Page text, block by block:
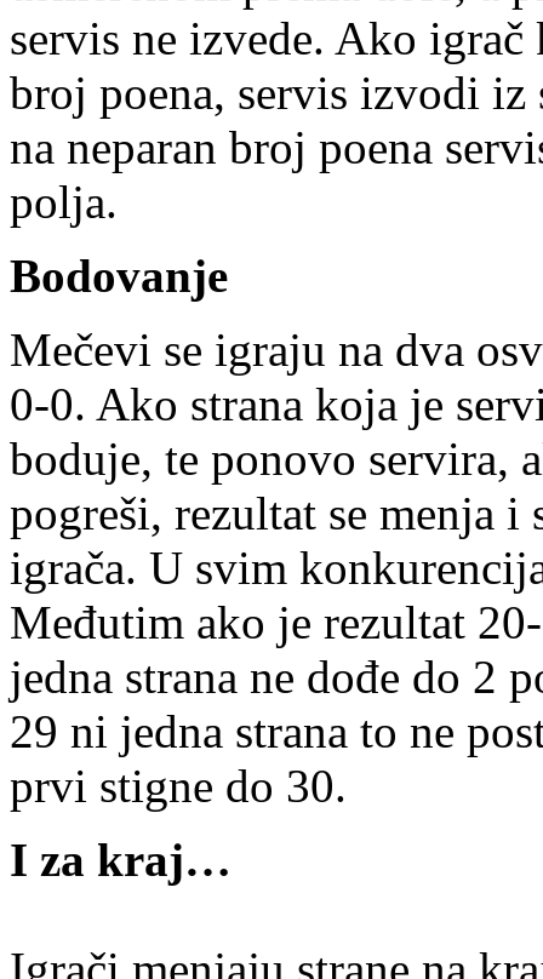
servis ne izvede. Ako
broj poena, servis izvodi iz
na neparan broj poena
polja.
Bodovanje
Mečevi se igraju na dva
0-0. Ako strana koja je
boduje, te ponovo servira,
pogreši, rezultat se menja
igrača. U svim
Međutim ako je rezultat
jedna strana ne dođe do 2
29 ni jedna strana to ne
prvi stigne do 30.
I za kraj…